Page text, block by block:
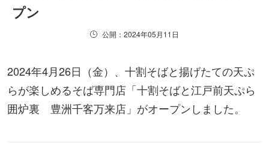
プン
公開：2024年05月11日
2024年4月26日（金）、十割そばと揚げたての天ぷ
らが楽しめるそば専門店「十割そばと江戸前天ぷら
囲炉裏 豊洲千客万来店」がオープンしました。